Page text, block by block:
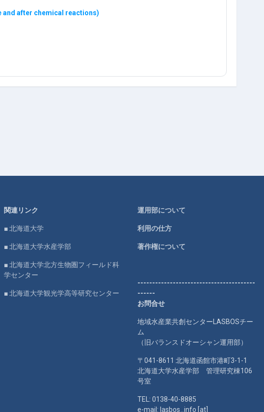
and after chemical reactions)
関連リンク
■ 北海道大学
■ 北海道大学水産学部
■ 北海道大学北方生物圏フィールド科
学センター
■ 北海道大学観光学高等研究センター
運用部について
利用の仕方
著作権について
----------------------------------------
------
お問合せ
地域水産業共創センターLASBOSチー
ム
（旧バランスドオーシャン運用部）
〒041-8611 北海道函館市港町3-1-1
北海道大学水産学部 管理研究棟106
号室
TEL: 0138-40-8885
e-mail: lasbos_info [at]